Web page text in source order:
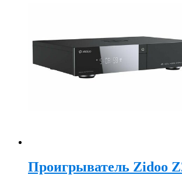
Проигрыватель Zidoo